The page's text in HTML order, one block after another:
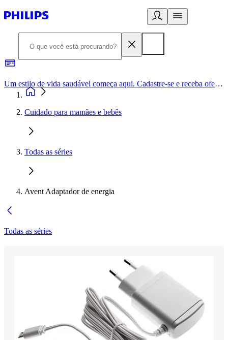
Um estilo de vida saudável começa aqui. Cadastre-se e receba ofertas exclusivas.
Cuidado para mamães e bebês
Todas as séries
Avent Adaptador de energia
Todas as séries